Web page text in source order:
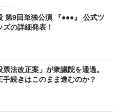
第9回単独公演 『●●●』 公式ツ
ズの詳細発表！
票法改正案」が衆議院を通過。
手続きはこのまま進むのか？